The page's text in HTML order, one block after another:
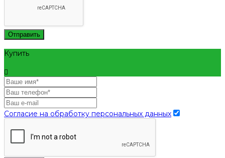
Отправить
Купить
Согласие на обработку персональных данных